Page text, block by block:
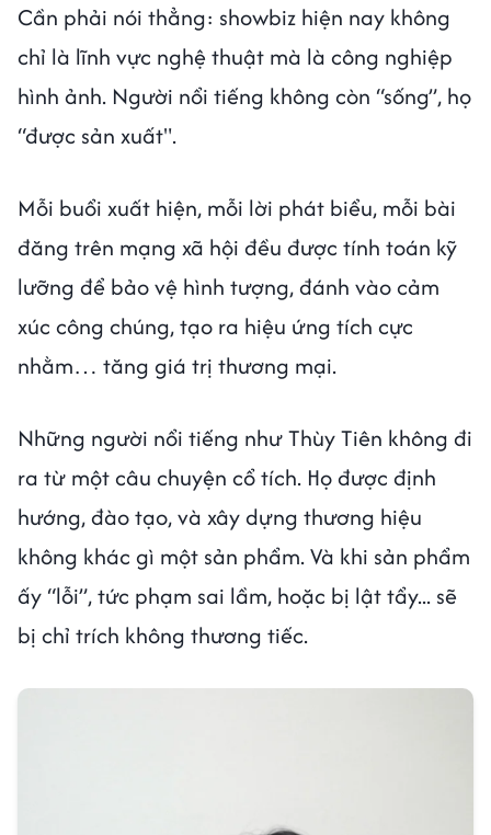
Cần phải nói thẳng: showbiz hiện nay không
chỉ là lĩnh vực nghệ thuật mà là công nghiệp
hình ảnh. Người nổi tiếng không còn “sống”, họ
“được sản xuất".
Mỗi buổi xuất hiện, mỗi lời phát biểu, mỗi bài
đăng trên mạng xã hội đều được tính toán kỹ
lưỡng để bảo vệ hình tượng, đánh vào cảm
xúc công chúng, tạo ra hiệu ứng tích cực
nhằm… tăng giá trị thương mại.
Những người nổi tiếng như Thùy Tiên không đi
ra từ một câu chuyện cổ tích. Họ được định
hướng, đào tạo, và xây dựng thương hiệu
không khác gì một sản phẩm. Và khi sản phẩm
ấy “lỗi”, tức phạm sai lầm, hoặc bị lật tẩy... sẽ
bị chỉ trích không thương tiếc.